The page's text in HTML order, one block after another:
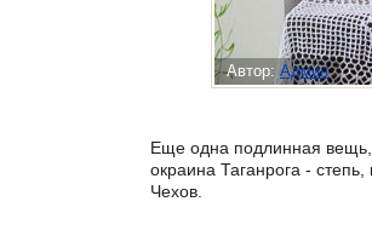
Автор: Админ
Еще одна подлинная вещь,
окраина Таганрога -
Чехов.